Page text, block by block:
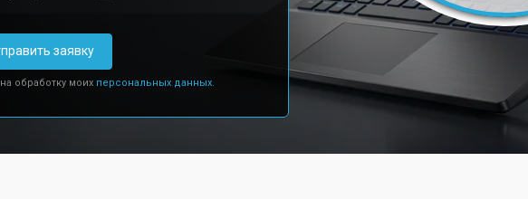
заявку
обработку моих персональных данных.